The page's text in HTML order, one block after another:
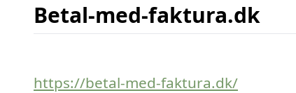
Betal-med-faktura.dk
https://betal-med-faktura.dk/